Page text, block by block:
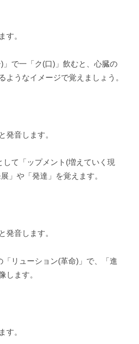
す。
)」で一「ク(口)」飲むと、心臓の
ようなイメージで覚えましょう。
と発音します。
して「ップメント(増えていく現
」や「発達」を覚えます。
と発音します。
「リューション(革命)」で、「進
します。
す。